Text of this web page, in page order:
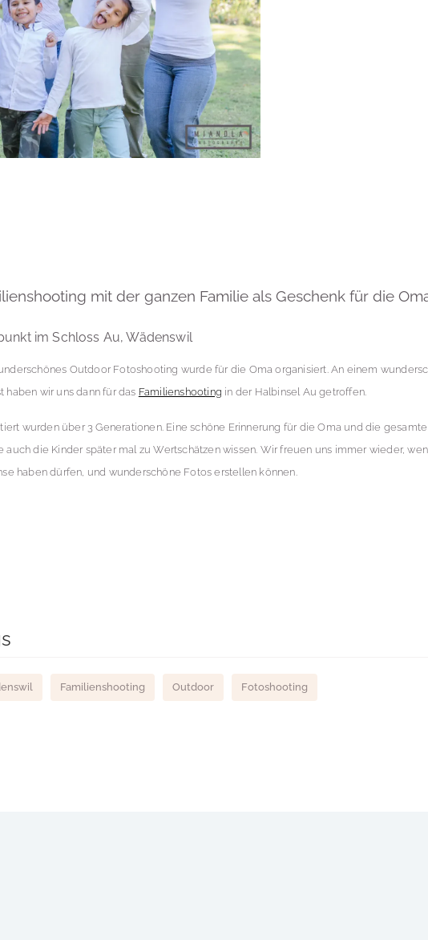
mit der ganzen Familie als Geschenk für die
im Schloss Au, Wädenswil
Outdoor Fotoshooting wurde für die Oma organisiert. An einem
haben wir uns dann für das Familienshooting in der Halbinsel Au getroffen.
wurden über 3 Generationen. Eine schöne Erinnerung für die Oma und die
auch die Kinder später mal zu Wertschätzen wissen. Wir freuen uns immer wieder,
haben dürfen, und wunderschöne Fotos erstellen können.
Familienshooting Outdoor Fotoshooting